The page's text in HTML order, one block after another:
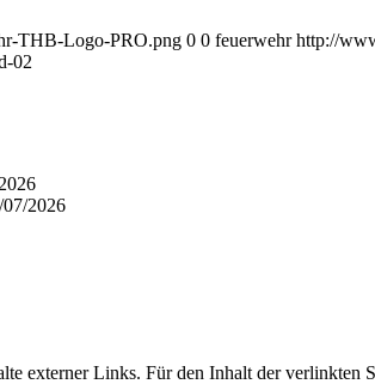
THB-Logo-PRO.png 0 0 feuerwehr http://
02
07/2026
externer Links. Für den Inhalt der verlinkten